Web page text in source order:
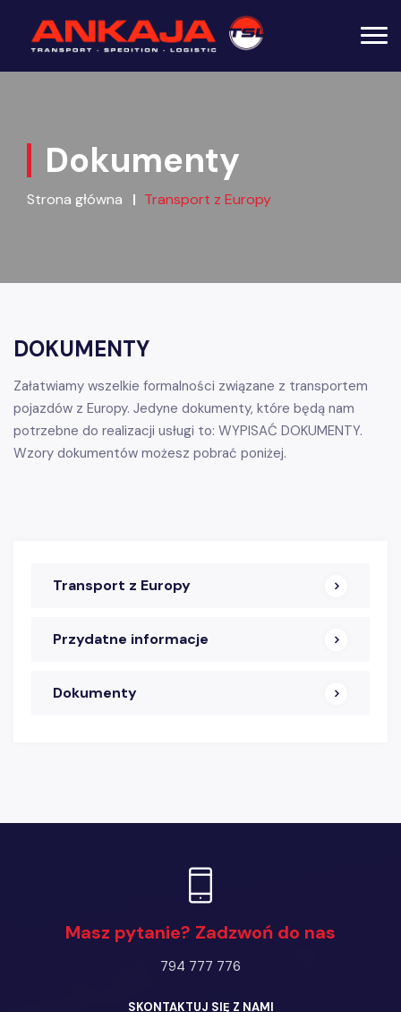
Dokumenty
Strona główna Transport z Europy
Transport z Europy
Przydatne informacje
Dokumenty
DOKUMENTY
Załatwiamy wszelkie formalności związane z transportem
pojazdów z Europy. Jedyne dokumenty, które będą nam
potrzebne do realizacji usługi to: WYPISAĆ DOKUMENTY.
Wzory dokumentów możesz pobrać poniżej.
Masz pytanie? Zadzwoń do nas
794 777 776
SKONTAKTUJ SIĘ Z NAMI